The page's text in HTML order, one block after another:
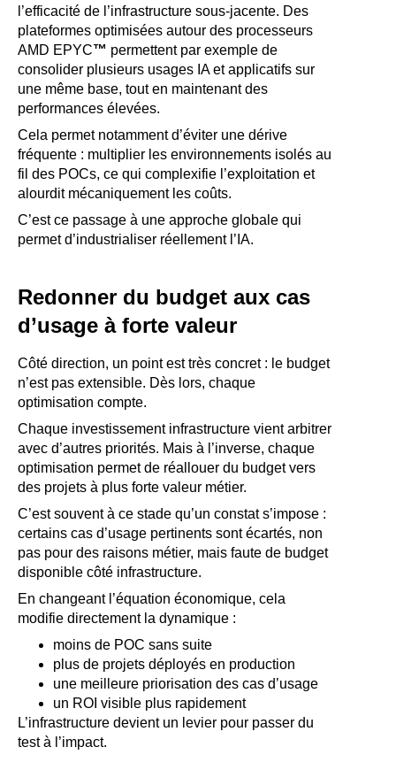
l’efficacité de l’infrastructure sous-jacente. Des
plateformes optimisées autour des processeurs
AMD EPYC™ permettent par exemple de
consolider plusieurs usages IA et applicatifs sur
une même base, tout en maintenant des
performances élevées.
Cela permet notamment d’éviter une dérive
fréquente : multiplier les environnements isolés au
fil des POCs, ce qui complexifie l’exploitation et
alourdit mécaniquement les coûts.
C’est ce passage à une approche globale qui
permet d’industrialiser réellement l’IA.
Redonner du budget aux cas
d’usage à forte valeur
Côté direction, un point est très concret : le budget
n’est pas extensible. Dès lors, chaque
optimisation compte.
Chaque investissement infrastructure vient arbitrer
avec d’autres priorités. Mais à l’inverse, chaque
optimisation permet de réallouer du budget vers
des projets à plus forte valeur métier.
C’est souvent à ce stade qu’un constat s’impose :
certains cas d’usage pertinents sont écartés, non
pas pour des raisons métier, mais faute de budget
disponible côté infrastructure.
En changeant l’équation économique, cela
modifie directement la dynamique :
moins de POC sans suite
plus de projets déployés en production
une meilleure priorisation des cas d’usage
un ROI visible plus rapidement
L’infrastructure devient un levier pour passer du
test à l’impact.